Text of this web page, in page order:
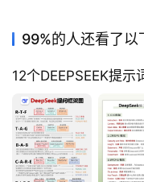
资
问
答
99%的人还看了以
12个DEEPSEEK提